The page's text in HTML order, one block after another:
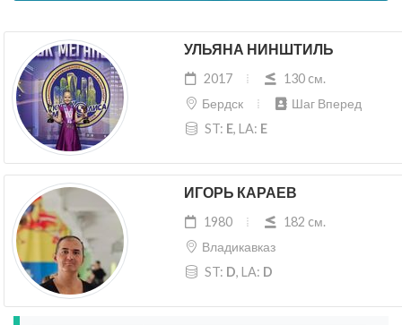
УЛЬЯНА НИНШТИЛЬ
2017
130 cм.
Бердск
Шаг Вперед
ST: E, LA: E
ИГОРЬ КАРАЕВ
1980
182 cм.
Владикавказ
ST: D, LA: D